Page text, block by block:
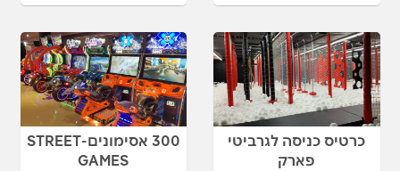
כרטיס כניסה לגרביטי
פארק
300 אסימונים-STREET
GAMES